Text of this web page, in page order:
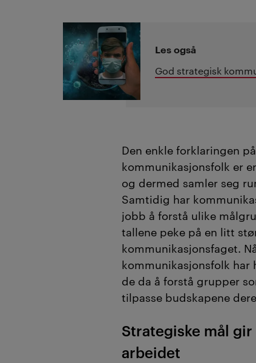
Les også
God strategisk
Den enkle forklaringen
kommunikasjonsfolk er
og dermed samler seg
Samtidig har
jobb å forstå ulike
tallene peke på en litt
kommunikasjonsfaget.
kommunikasjonsfolk har
de da å forstå grupper
tilpasse budskapene
Strategiske mål
arbeidet